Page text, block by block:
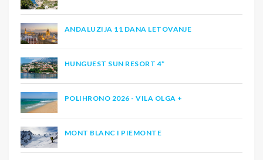
ANDALUZIJA 11 DANA LETOVANJE
HUNGUEST SUN RESORT 4*
POLIHRONO 2026 - VILA OLGA +
MONT BLANC I PIEMONTE